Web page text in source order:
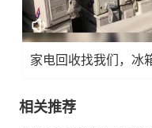
家电回收找我们，冰
相关推荐